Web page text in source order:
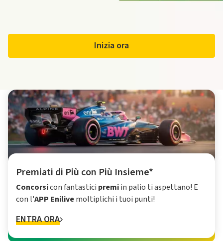
Inizia ora
Premiati di Più con Più Insieme*
Concorsicon fantastici premiin palio ti aspettano! E
con l'APP Enilivemoltiplichi i tuoi punti!
ENTRA ORA